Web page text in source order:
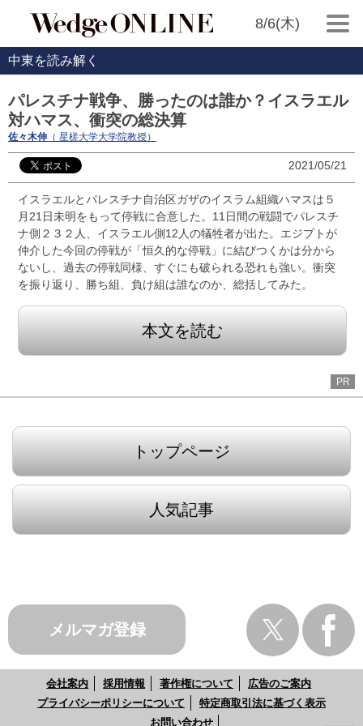
8/6(木)
中東を読み解く
パレスチナ戦争、勝ったのは誰か？イスラエル
対ハマス、衝突の総決算
佐々木伸 （ 星槎大学大学院教授）
2021/05/21
イスラエルとパレスチナ自治区ガザのイスラム組織ハマスは５
月21日未明をもって停戦に合意した。11日間の戦闘でパレスチ
ナ側２３２人、イスラエル側12人の犠牲者が出た。エジプトが
仲介した今回の停戦が「恒久的な停戦」に結びつくかは分から
ないし、過去の停戦同様、すぐにも破られる恐れも強い。衝突
を振り返り、勝ち組、負け組は誰なのか、総括してみた。
本文を読む
PR
トップページ
人気記事
メルマガ登録
会社案内 採用情報 著作権について
広告のご案内
プライバシーポリシーについて
特定商取引法に基づく表示
お問い合わせ